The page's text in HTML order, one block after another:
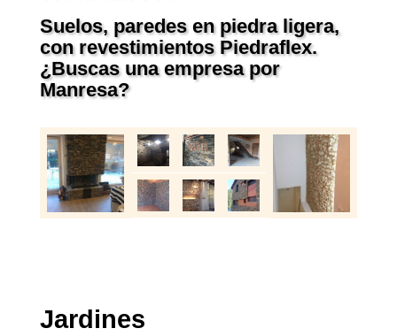
Suelos, paredes en piedra ligera,
con revestimientos Piedraflex.
¿Buscas una empresa por
Manresa?
Jardines